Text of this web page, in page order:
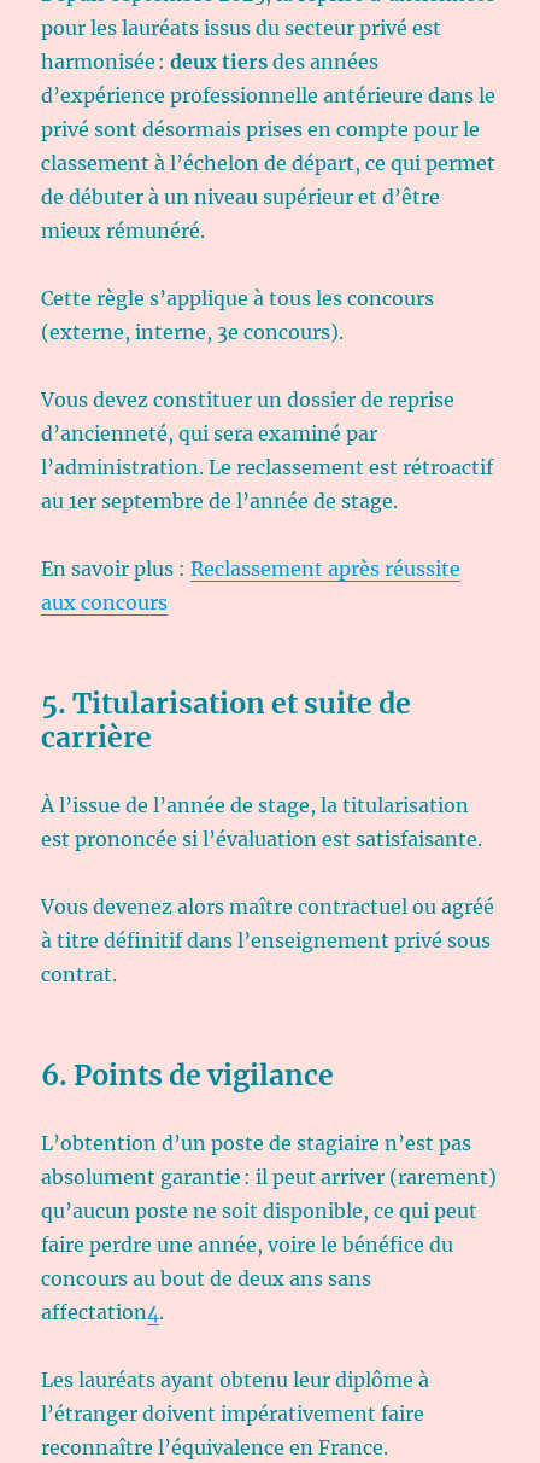
pour les lauréats issus du secteur privé est
harmonisée :deux tiers des années
d’expérience professionnelle antérieure dans le
privé sont désormais prises en compte pour le
classement à l’échelon de départ, ce qui permet
de débuter à un niveau supérieur et d’être
mieux rémunéré.
Cette règle s’applique à tous les concours
(externe, interne, 3e concours).
Vous devez constituer un dossier de reprise
d’ancienneté, qui sera examiné par
l’administration. Le reclassement est rétroactif
au 1er septembre de l’année de stage.
En savoir plus :Reclassement après réussite
aux concours
5. Titularisation et suite de
carrière
À l’issue de l’année de stage, la titularisation
est prononcée si l’évaluation est satisfaisante.
Vous devenez alors maître contractuel ou agréé
à titre définitif dans l’enseignement privé sous
contrat.
6. Points de vigilance
L’obtention d’un poste de stagiaire n’est pas
absolument garantie : il peut arriver (rarement)
qu’aucun poste ne soit disponible, ce qui peut
faire perdre une année, voire le bénéfice du
concours au bout de deux ans sans
affectation4.
Les lauréats ayant obtenu leur diplôme à
l’étranger doivent impérativement faire
reconnaître l’équivalence en France.